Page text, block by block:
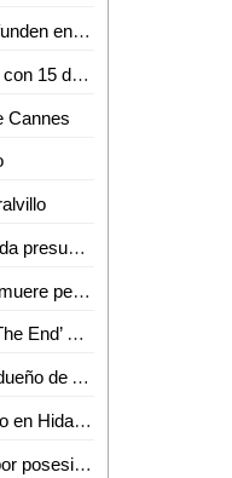
Vanesa Martín: sueños musicales que se funden entre México y España
Policías metropolitanos detienen a hombre con 15 dosis de droga
Cannes
Una niña de dos años de edad fue asesinada presuntamente por su hermana de 16 años de edad
Incendio en departamentos de Coyoacán; muere perrito
The Cranberries: el nostálgico viaje de ‘In The End’ sin Dolores
El orgulloso origen cubano de Jeff Bezos, dueño de Amazon
Asesinan a "El Talachas", líder huachicolero en Hidalgo
Policías metropolitanos detienen a pareja por posesión de marihuana